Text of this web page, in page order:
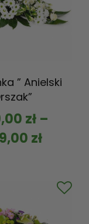
” Anielski
zł –
zł